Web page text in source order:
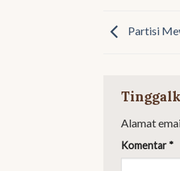
Partisi
Alamat
Komentar *